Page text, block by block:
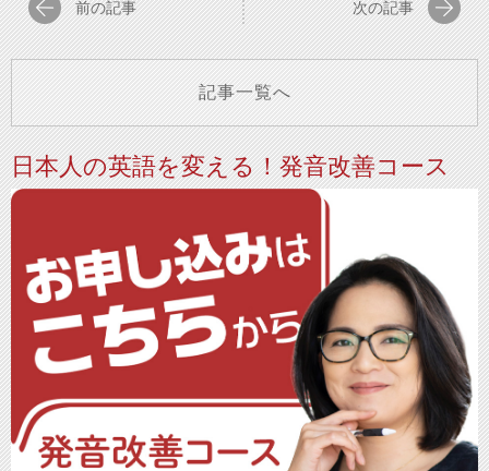
前の記事 次の記事
記事一覧へ
日本人の英語を変える！発音改善コース